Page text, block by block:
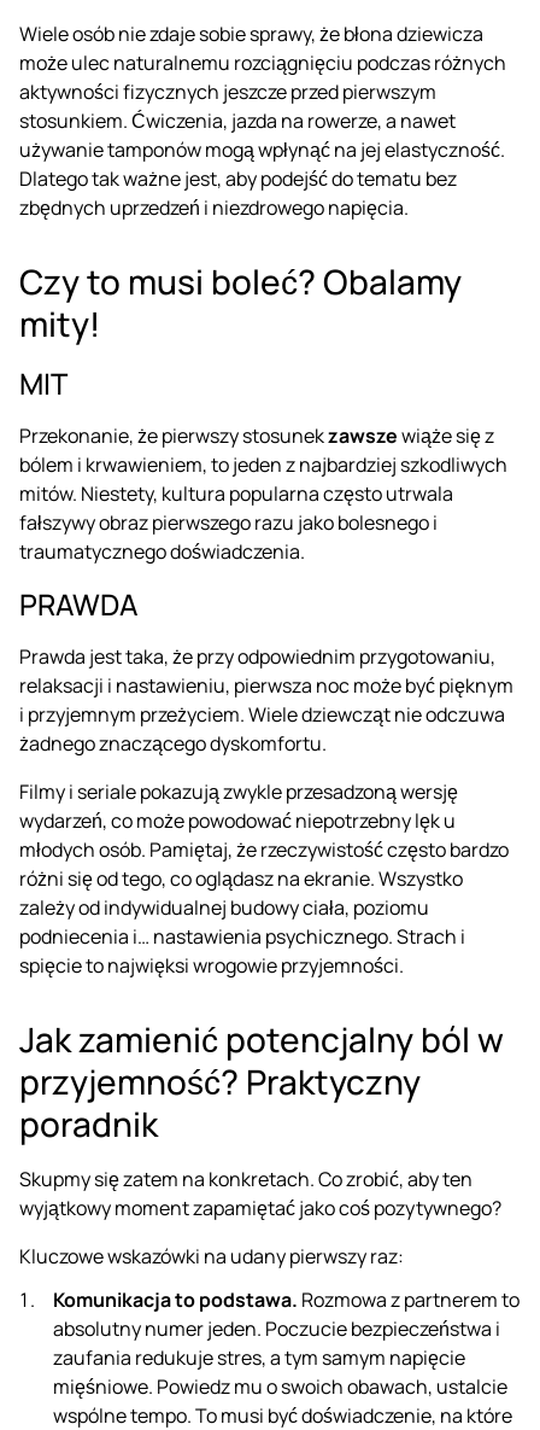
Wiele osób nie zdaje sobie sprawy, że błona dziewicza
może ulec naturalnemu rozciągnięciu podczas różnych
aktywności fizycznych jeszcze przed pierwszym
stosunkiem. Ćwiczenia, jazda na rowerze, a nawet
używanie tamponów mogą wpłynąć na jej elastyczność.
Dlatego tak ważne jest, aby podejść do tematu bez
zbędnych uprzedzeń i niezdrowego napięcia.
Czy to musi boleć? Obalamy
mity!
MIT
Przekonanie, że pierwszy stosunekzawszewiąże się z
bólem i krwawieniem, to jeden z najbardziej szkodliwych
mitów. Niestety, kultura popularna często utrwala
fałszywy obraz pierwszego razu jako bolesnego i
traumatycznego doświadczenia.
PRAWDA
Prawda jest taka, że przy odpowiednim przygotowaniu,
relaksacji i nastawieniu, pierwsza nocmoże być pięknym
i przyjemnym przeżyciem. Wiele dziewcząt nie odczuwa
żadnego znaczącego dyskomfortu.
Filmy i seriale pokazują zwykle przesadzoną wersję
wydarzeń, co może powodować niepotrzebny lęk u
młodych osób. Pamiętaj, że rzeczywistość często bardzo
różni się od tego, co oglądasz na ekranie. Wszystko
zależy od indywidualnej budowy ciała, poziomu
podniecenia i… nastawienia psychicznego. Strach i
spięcie to najwięksi wrogowie przyjemności.
Jak zamienić potencjalny ból w
przyjemność? Praktyczny
poradnik
Skupmy się zatem na konkretach. Co zrobić, aby ten
wyjątkowy moment zapamiętać jako coś pozytywnego?
Kluczowe wskazówki na udany pierwszy raz:
Komunikacja to podstawa. Rozmowa z partnerem to
absolutny numer jeden. Poczucie bezpieczeństwa i
zaufania redukuje stres, a tym samym napięcie
mięśniowe. Powiedz mu o swoich obawach, ustalcie
wspólne tempo. To musi być doświadczenie, na które